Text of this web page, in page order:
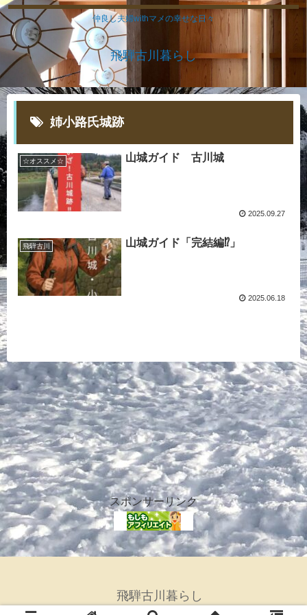
仲良し夫婦withマメの幸せな日々
飛騨古川暮らし
姉小路氏城跡
☆オススメ☆ 山城ガイド 古川城
2025.09.27
飛騨古川 山城ガイド「完結編⁉」
2025.06.18
スポンサーリンク
飛騨古川暮らし